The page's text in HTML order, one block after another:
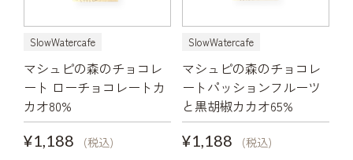
SlowWatercafe
マシュピの森のチョコレ
ート ローチョコレートカ
カオ80%
¥1,188
(税込)
SlowWatercafe
マシュピの森のチョコレ
ートパッションフルーツ
と黒胡椒カカオ65%
¥1,188
(税込)